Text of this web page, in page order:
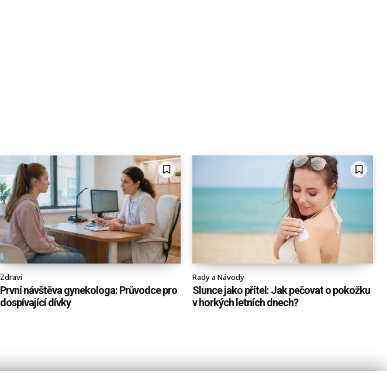
Zdraví
První návštěva gynekologa: Průvodce pro
dospívající dívky
Rady a Návody
Slunce jako přítel: Jak pečovat o pokožku
v horkých letních dnech?